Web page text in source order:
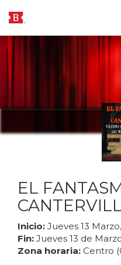
EL
Inicio: Jueves 13 Marzo,
Fin: Jueves 13 de
Zona horaria: Centro